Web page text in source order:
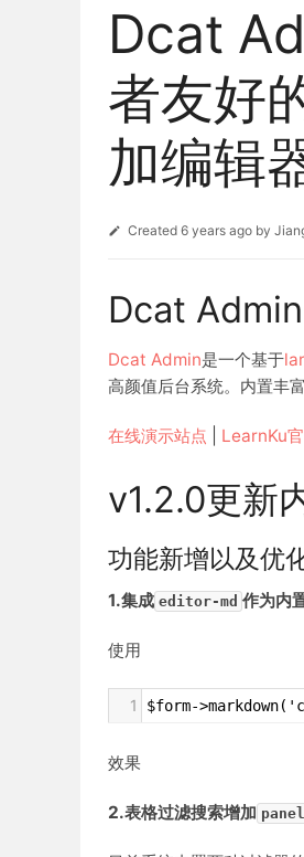
Dcat
者友好
加编辑
Created 6 years agoby
Dcat Admin
Dcat Admin是一个基于
高颜值后台系统。内置丰
在线演示站点 LearnKu
v1.2.0更新
功能新增以及优
1.集成 editor-md 作为内
使用
1 $form-
效果
2.表格过滤搜索增加 panel